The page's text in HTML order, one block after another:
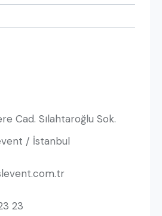
Cad. Silahtaroğlu Sok.
/ İstanbul
23